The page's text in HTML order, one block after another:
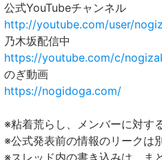
公式YouTubeチャンネル
http://youtube.com/user/
乃木坂配信中
https://youtube.com/c/
のぎ動画
https://nogidoga.com/
※粘着荒らし、メンバーに対す
※公式発表前の情報のリークは